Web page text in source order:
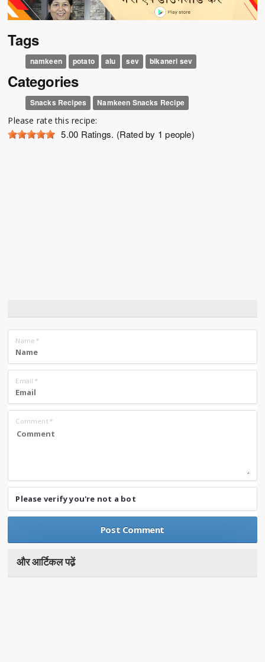
Tags
namkeen potato alu sev bikaneri sev
Categories
Snacks Recipes Namkeen Snacks Recipe
Please rate this recipe:
5.00 Ratings. (Rated by 1 people)
Name *
Email *
Comment*
Please verify you're not a bot
और आर्टिकल पढे़ं